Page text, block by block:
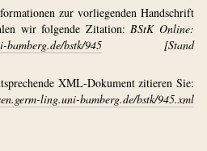
zur vorliegenden Handschrift
wir folgende Zitation:BStK Online:
bamberg.de/bstk/945 [Stand
XML-Dokument zitieren Sie:
ling.uni-bamberg.de/bstk/945.xml